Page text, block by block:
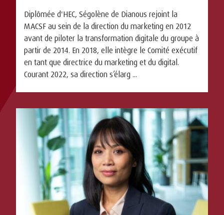
Diplômée d'HEC, Ségolène de Dianous rejoint la
MACSF au sein de la direction du marketing en 2012
avant de piloter la transformation digitale du groupe à
partir de 2014. En 2018, elle intègre le Comité exécutif
en tant que directrice du marketing et du digital.
Courant 2022, sa direction s’élarg ...